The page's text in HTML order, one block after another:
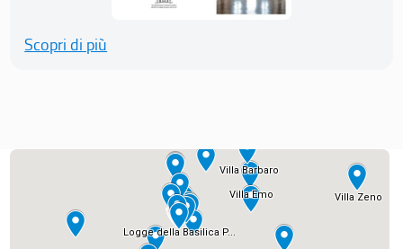
Scopri di più